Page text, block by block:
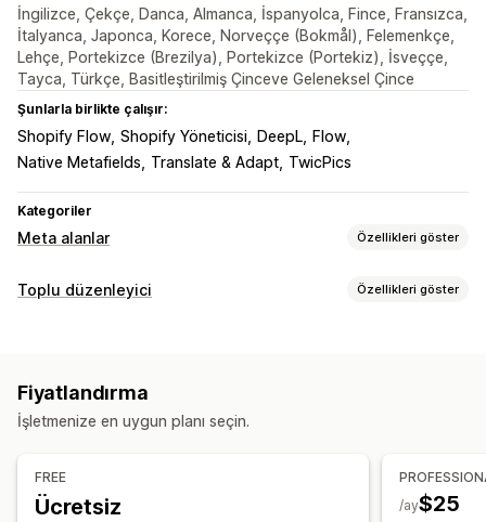
İngilizce, Çekçe, Danca, Almanca, İspanyolca, Fince, Fransızca,
İtalyanca, Japonca, Korece, Norveççe (Bokmål), Felemenkçe,
Lehçe, Portekizce (Brezilya), Portekizce (Portekiz), İsveççe,
Tayca, Türkçe, Basitleştirilmiş Çinceve Geleneksel Çince
Şunlarla birlikte çalışır:
Shopify Flow Shopify Yöneticisi DeepL
Flow
Native Metafields
Translate & Adapt TwicPics
Kategoriler
Meta alanlar Özellikleri göster
Meta alan türleri
Görseller
JSON
URL’ler
Yönetim araçları
İçe ve dışa toplu aktarma
Toplu düzenleyici Özellikleri göster
Eylemler
Yedekleme
Fiyatlandırma
İşletmenize en uygun planı seçin.
FREE
Ücretsiz $25
/ay